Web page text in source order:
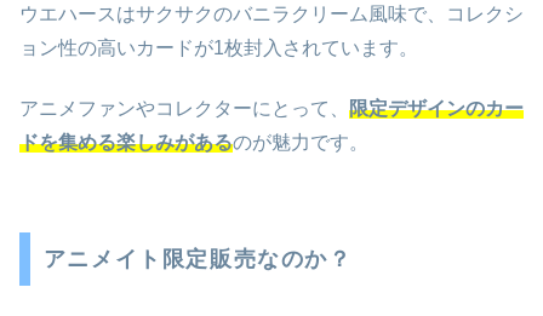
ウエハースはサクサクのバニラクリーム風味で、コレクシ
ョン性の高いカードが1枚封入されています。
アニメファンやコレクターにとって、 限定デザインのカー
ドを集める楽しみがあるのが魅力です。
アニメイト限定販売なのか？